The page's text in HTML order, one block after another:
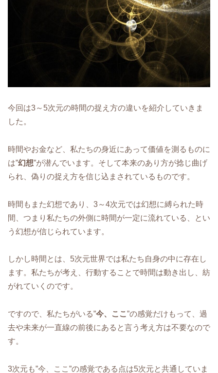
今回は3～5次元の時間の捉え方の違いを紹介していきま
した。
時間やお金など、私たちの身近にあって価値を測るものに
は”幻想”が潜んでいます。そして本来のあり方が捻じ曲げ
られ、偽りの捉え方を信じ込まされているものです。
時間もまた幻想であり、3～4次元では幻想に縛られた時
間、つまり私たちの外側に時間が一定に流れている、とい
う幻想が信じられています。
しかし時間とは、5次元世界では私たち自身の中に存在し
ます。私たちが考え、行動することで時間は動き出し、紡
がれていくのです。
ですので、私たちがいる”今、ここ ”の感覚だけもって、過
去や未来が一直線の前後にあると言う考え方は不要なので
す。
3次元も”今、ここ”の感覚である点は5次元と共通していま